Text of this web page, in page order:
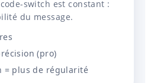
switch est constant :
du message.
(pro)
= plus de régularité